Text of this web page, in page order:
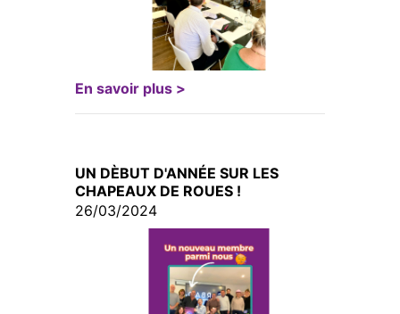
En savoir plus >
UN DÈBUT D'ANNÉE SUR LES
CHAPEAUX DE ROUES !
26/03/2024